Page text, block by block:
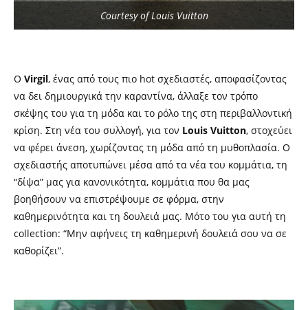
Courtesy of Louis Vuitton
Ο Virgil, ένας από τους πιο hot σχεδιαστές, αποφασίζοντας
να δει δημιουργικά την καραντίνα, άλλαξε τον τρόπο
σκέψης του για τη μόδα και το ρόλο της στη περιβαλλοντική
κρίση. Στη νέα του συλλογή, για τον Louis Vuitton, στοχεύει
να φέρει άνεση, χωρίζοντας τη μόδα από τη μυθοπλασία. Ο
σχεδιαστής αποτυπώνει μέσα από τα νέα του κομμάτια, τη
“δίψα” μας για κανονικότητα, κομμάτια που θα μας
βοηθήσουν να επιστρέψουμε σε φόρμα, στην
καθημερινότητα και τη δουλειά μας. Μότο του για αυτή τη
collection: “Μην αφήνεις τη καθημερινή δουλειά σου να σε
καθορίζει”.